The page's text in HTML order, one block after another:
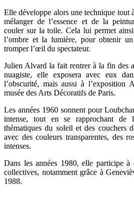
Elle développe alors une technique tout
mélanger de l’essence et de la
couler sur la toile. Cela lui permet
l’ombre et la lumière, pour obtenir
tromper l’œil du spectateur.
Julien Alvard la fait rentrer à la fin des
nuagiste, elle exposera avec eux
l’obscurité, mais aussi à l’exposition
musée des Arts Décoratifs de Paris.
Les années 1960 sonnent pour
intense, tout en se rapprochant de
thématiques du soleil et des couchers
avec des couleurs transparentes, des
intenses.
Dans les années 1980, elle participe à
collectives, notamment grâce à
1988.